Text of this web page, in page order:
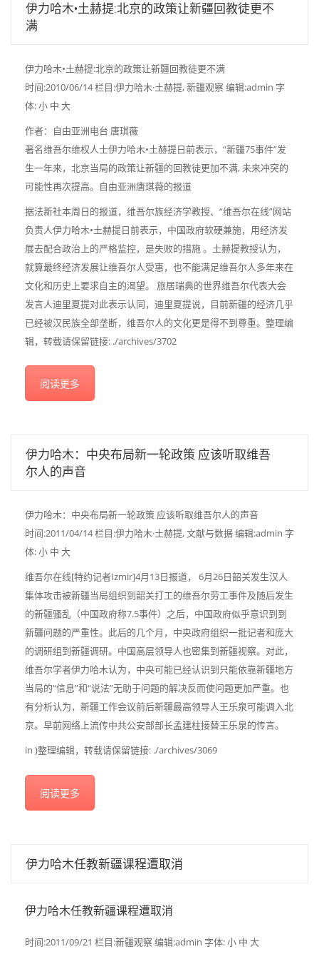
伊力哈木•土赫提:北京的政策让新疆回教徒更不
满
伊力哈木•土赫提:北京的政策让新疆回教徒更不满
时间:2010/06/14 栏目:伊力哈木·土赫提, 新疆观察 编辑:admin 字
体: 小 中 大
作者：自由亚洲电台 唐琪薇
著名维吾尔维权人士伊力哈木•土赫提日前表示，“新疆75事件”发
生一年来，北京当局的政策让新疆的回教徒更加不满, 未来冲突的
可能性再次提高。自由亚洲唐琪薇的报道
据法新社本周日的报道，维吾尔族经济学教授、“维吾尔在线”网站
负责人伊力哈木•土赫提日前表示，中国政府软硬兼施，用经济发
展去配合政治上的严格监控，是失败的措施 。土赫提教授认为，
就算最终经济发展让维吾尔人受惠，也不能满足维吾尔人多年来在
文化和历史上要求自主的渴望。 旅居瑞典的世界维吾尔代表大会
发言人迪里夏提对此表示认同，迪里夏提说，目前新疆的经济几乎
已经被汉民族全部垄断，维吾尔人的文化更是得不到尊重。整理编
辑，转载请保留链接: ./archives/3702
阅读更多
伊力哈木：中央布局新一轮政策 应该听取维吾
尔人的声音
伊力哈木：中央布局新一轮政策 应该听取维吾尔人的声音
时间:2011/04/14 栏目:伊力哈木·土赫提, 文献与数据 编辑:admin 字
体: 小 中 大
维吾尔在线[特约记者Izmir]4月13日报道， 6月26日韶关发生汉人
集体攻击被新疆当局组织到韶关打工的维吾尔劳工事件及随后发生
的新疆骚乱（中国政府称7.5事件）之后，中国政府似乎意识到到
新疆问题的严重性。此后的几个月，中央政府组织一批记者和庞大
的调研组到新疆调研。中国高层领导人也密集到新疆视察。对此，
维吾尔学者伊力哈木认为，中央可能已经认识到只能依靠新疆地方
当局的“信息”和“说法”无助于问题的解决反而使问题更加严重。也
有分析认为，新疆工作会议前后新疆最高领导人王乐泉可能调入北
京。早前网络上流传中共公安部部长孟建柱接替王乐泉的传言。
in )整理编辑，转载请保留链接: ./archives/3069
阅读更多
伊力哈木任教新疆课程遭取消
伊力哈木任教新疆课程遭取消
时间:2011/09/21 栏目:新疆观察 编辑:admin 字体: 小 中 大